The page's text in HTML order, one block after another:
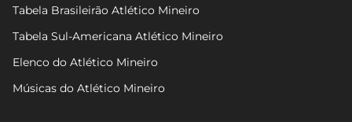
Tabela Brasileirão Atlético Mineiro
Tabela Sul-Americana Atlético Mineiro
Elenco do Atlético Mineiro
Músicas do Atlético Mineiro